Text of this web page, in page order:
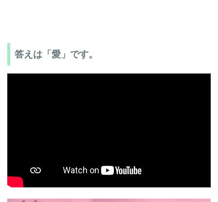
答えは「愛」です。